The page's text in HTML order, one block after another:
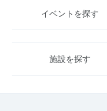
イベントを探す
施設を探す